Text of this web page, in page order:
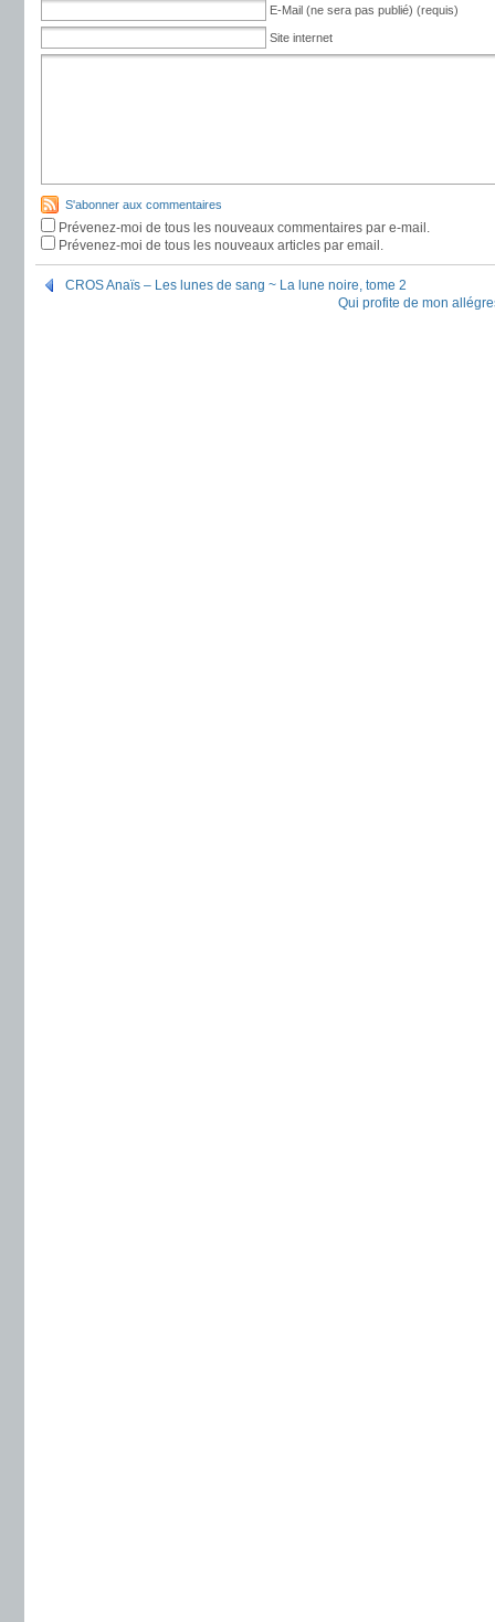
E-Mail (ne sera pas publié) (requis)
Site internet
S'abonner aux commentaires
Prévenez-moi de tous les nouveaux commentaires par e-mail.
Prévenez-moi de tous les nouveaux articles par email.
CROS Anaïs – Les lunes de sang ~ La lune noire, tome 2
Qui profite de mon